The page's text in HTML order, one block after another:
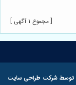
[ مجموع 1 آگهی ]
توسط شرکت طراحی سایت